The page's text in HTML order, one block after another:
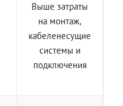
Выше затраты
на монтаж,
кабеленесущие
системы и
подключения